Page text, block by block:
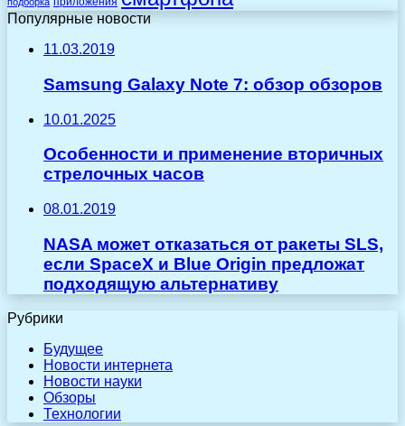
Популярные новости
11.03.2019
Samsung Galaxy Note 7: обзор обзоров
10.01.2025
Особенности и применение вторичных
стрелочных часов
08.01.2019
NASA может отказаться от ракеты SLS,
если SpaceX и Blue Origin предложат
подходящую альтернативу
Рубрики
Будущее
Новости интернета
Новости науки
Обзоры
Технологии